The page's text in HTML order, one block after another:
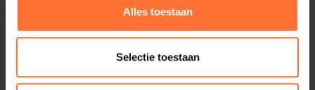
Alles toestaan
Selectie toestaan